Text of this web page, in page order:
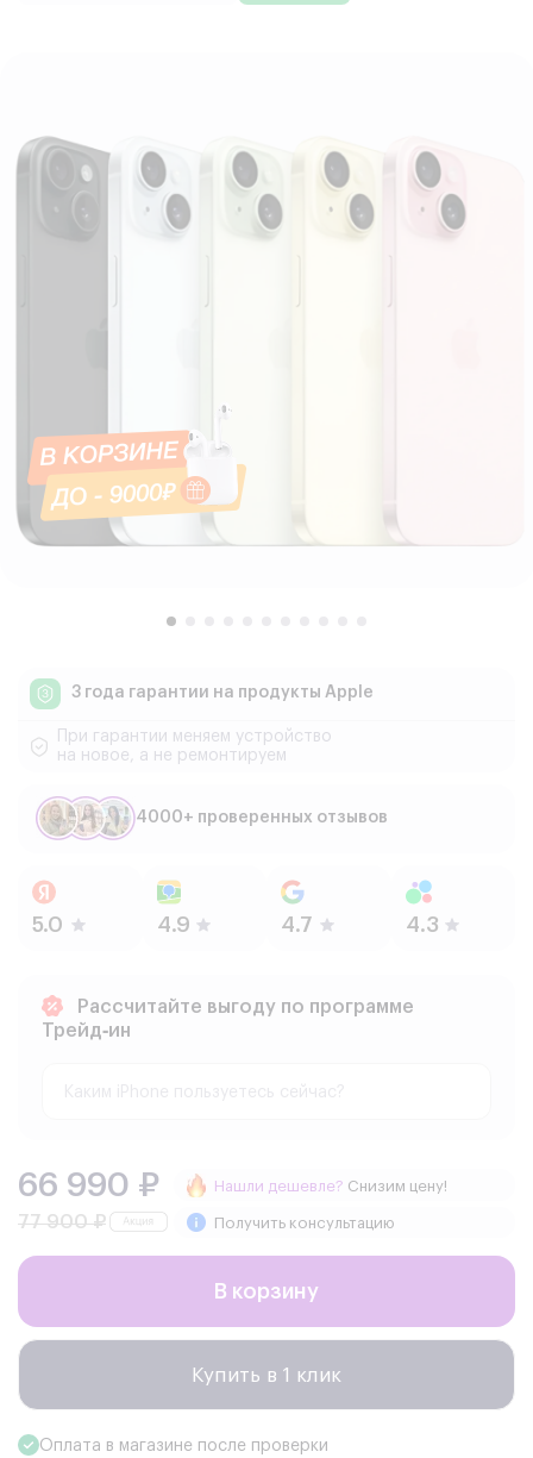
3 года гарантии на продукты Apple
При гарантии меняем устройство
на новое, а не ремонтируем
4000+ проверенных отзывов
Рассчитайте выгоду по программе
Трейд‑ин
66 990 ₽
77 900 ₽
Нашли дешевле? Снизим цену!
Получить консультацию
В корзину
Купить в 1 клик
Оплата в магазине после проверки